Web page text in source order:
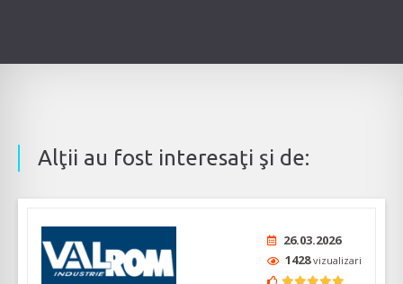
Alţii au fost interesaţi şi de:
26.03.2026
1428vizualizari